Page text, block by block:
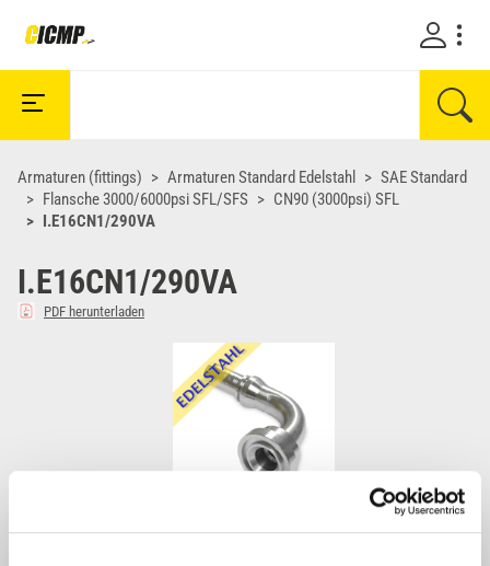
Armaturen (fittings) Armaturen Standard Edelstahl
SAE Standard
Flansche 3000/6000psi SFL/SFS
CN90 (3000psi) SFL
I.E16CN1/290VA
I.E16CN1/290VA
PDF herunterladen
VA-Nippel 16 SAE-Flansch 1/2" 3000PSI 90° 30,3 mm Edelstahl